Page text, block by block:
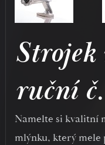
Strojek
ruční
Namelte si kvalitní
mlýnku, který mele